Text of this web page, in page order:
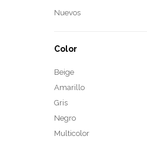
Nuevos
Color
Beige
Amarillo
Gris
Negro
Multicolor